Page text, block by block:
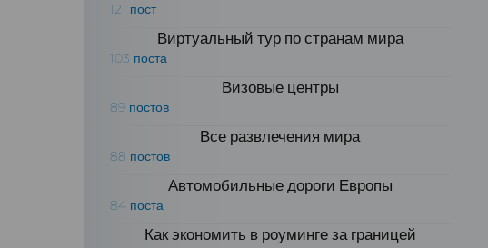
121 пост
Виртуальный тур по странам мира
103 поста
Визовые центры
89 постов
Все развлечения мира
88 постов
Автомобильные дороги Европы
84 поста
Как экономить в роуминге за границей